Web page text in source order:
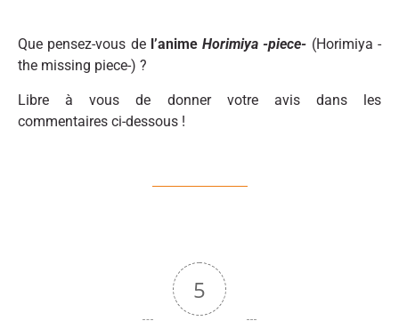
Que pensez-vous de l’anime Horimiya -piece- (Horimiya -
the missing piece-) ?
Libre à vous de donner votre avis dans les
commentaires ci-dessous !
5